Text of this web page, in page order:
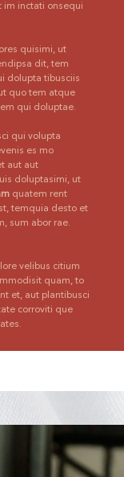
im inctati onsequi
quisimi, ut
dit, tem
dolupta tibusciis
quo tem atque
qui doluptae.
qui volupta
es mo
aut aut
doluptasimi, ut
quatem rent
temquia desto et
sum abor rae.
velibus citium
quam, to
et, aut plantibusci
corroviti que